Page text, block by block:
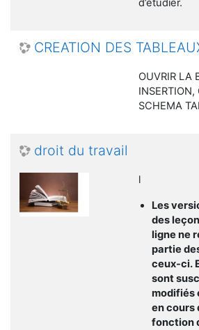
d’étudier.
CREATION DES
OUVRIR LA
INSERTION,
SCHEMA
droit du travail
l
Les
des
ligne ne
partie
ceux-ci.
sont
modifiés
en cours
fonction